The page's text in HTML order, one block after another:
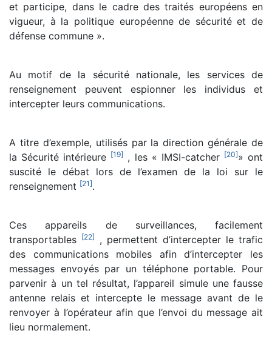
et participe, dans le cadre des traités européens en
vigueur, à la politique européenne de sécurité et de
défense commune ».
Au motif de la sécurité nationale, les services de
renseignement peuvent espionner les individus et
intercepter leurs communications.
A titre d’exemple, utilisés par la direction générale de
la Sécurité intérieure [19] , les « IMSI-catcher [20]» ont
suscité le débat lors de l’examen de la loi sur le
renseignement [21].
Ces appareils de surveillances, facilement
transportables [22]
, permettent d’intercepter le trafic
des communications mobiles afin d’intercepter les
messages envoyés par un téléphone portable. Pour
parvenir à un tel résultat, l’appareil simule une fausse
antenne relais et intercepte le message avant de le
renvoyer à l’opérateur afin que l’envoi du message ait
lieu normalement.